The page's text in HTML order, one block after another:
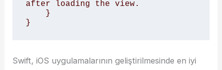
after loading the view.
Swift, iOS uygulamalarının geliştirilmesinde en iyi